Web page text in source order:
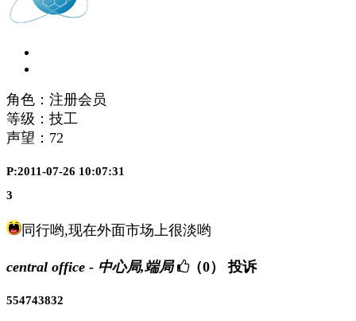
角色：注册会员
等级：技工
声望： 72
P:2011-07-26 10:07:31
3
同行哟,现在外面市场上很淡哟
central office - 中心局,端局 （0） 投诉
554743832